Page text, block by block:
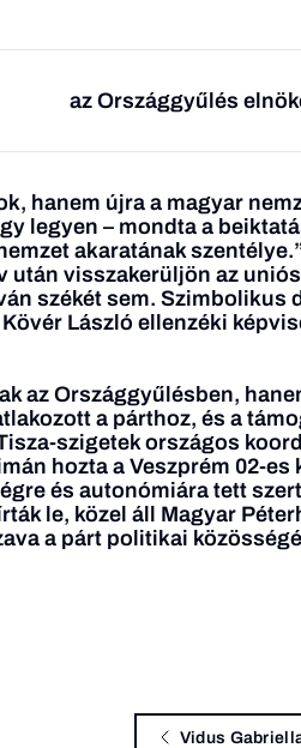
az Országgyűlés
hanem újra a magyar
legyen – mondta a
akaratának
után visszakerüljön az
székét sem. Szimbolikus
László ellenzéki
az Országgyűlésben,
a párthoz, és a
szigetek országos
hozta a Veszprém 02-es
és autonómiára tett
le, közel áll Magyar
a párt politikai
Vidus